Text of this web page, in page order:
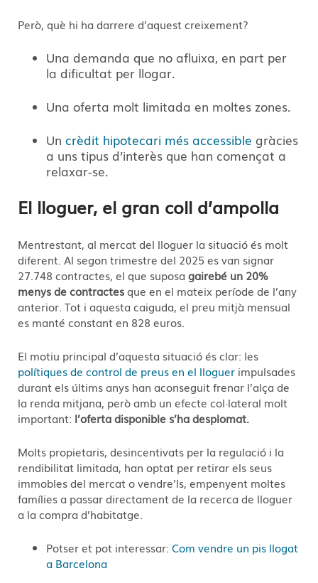
Però, què hi ha darrere d’aquest creixement?
Una demanda que no afluixa, en part per
la dificultat per llogar.
Una oferta molt limitada en moltes zones.
Un crèdit hipotecari més accessible gràcies
a uns tipus d’interès que han començat a
relaxar-se.
El lloguer, el gran coll d’ampolla
Mentrestant, al mercat del lloguer la situació és molt
diferent. Al segon trimestre del 2025 es van signar
27.748 contractes, el que suposa gairebé un 20%
menys de contractesque en el mateix període de l’any
anterior. Tot i aquesta caiguda, el preu mitjà mensual
es manté constant en 828 euros.
El motiu principal d’aquesta situació és clar: les
polítiques de control de preus en el lloguer impulsades
durant els últims anys han aconseguit frenar l’alça de
la renda mitjana, però amb un efecte col·lateral molt
important: l’oferta disponible s’ha desplomat.
Molts propietaris, desincentivats per la regulació i la
rendibilitat limitada, han optat per retirar els seus
immobles del mercat o vendre’ls, empenyent moltes
famílies a passar directament de la recerca de lloguer
a la compra d’habitatge.
Potser et pot interessar: Com vendre un pis llogat
a Barcelona